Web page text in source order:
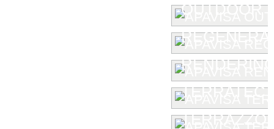
OUTDOOR
TERRATEC
TERRAZZO